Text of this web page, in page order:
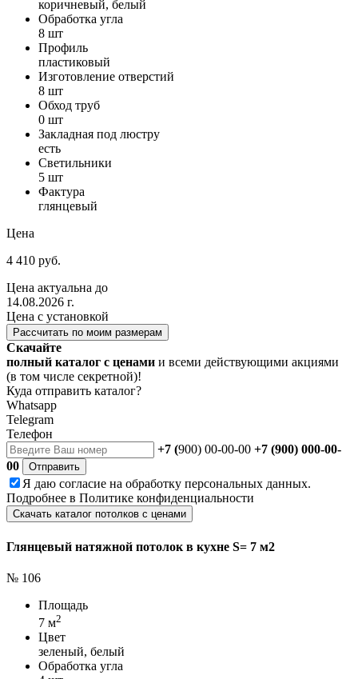
коричневый, белый
Обработка угла
8 шт
Профиль
пластиковый
Изготовление отверстий
8 шт
Обход труб
0 шт
Закладная под люстру
есть
Светильники
5 шт
Фактура
глянцевый
Цена
4 410 руб.
Цена актуальна до
14.08.2026 г.
Цена с установкой
Рассчитать по моим размерам
Скачайте
полный каталог с ценами и всеми действующими акциями
(в том числе секретной)!
Куда отправить каталог?
Whatsapp
Telegram
Телефон
+7 (900) 00-00-00 +7 (900) 000-00-
00
Отправить
Я даю согласие на обработку персональных данных.
Подробнее в Политике конфиденциальности
Скачать каталог потолков с ценами
Глянцевый натяжной потолок в кухне S= 7 м2
№ 106
Площадь
7 м2
Цвет
зеленый, белый
Обработка угла